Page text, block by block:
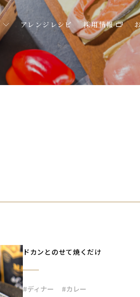
アレンジレシピ 採用情報
ドカンとのせて焼くだけ
#ディナー #カレー